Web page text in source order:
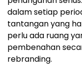
dalam setiap
tantangan yang
perlu ada ruang
pembenahan
rebranding.